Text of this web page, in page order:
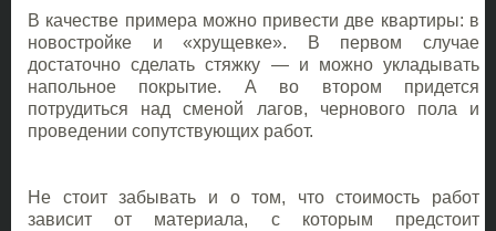
В качестве примера можно привести две квартиры: в
новостройке и «хрущевке». В первом случае
достаточно сделать стяжку ― и можно укладывать
напольное покрытие. А во втором придется
потрудиться над сменой лагов, чернового пола и
проведении сопутствующих работ.
Не стоит забывать и о том, что стоимость работ
зависит от материала, с которым предстоит